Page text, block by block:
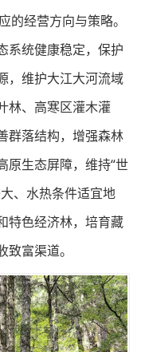
的经营方向与策略。
系统健康稳定，保护
，维护大江大河流域
林、高寒区灌木灌
群落结构，增强森林
原生态屏障，维持“世
、水热条件适宜地
特色经济林，培育藏
富渠道。